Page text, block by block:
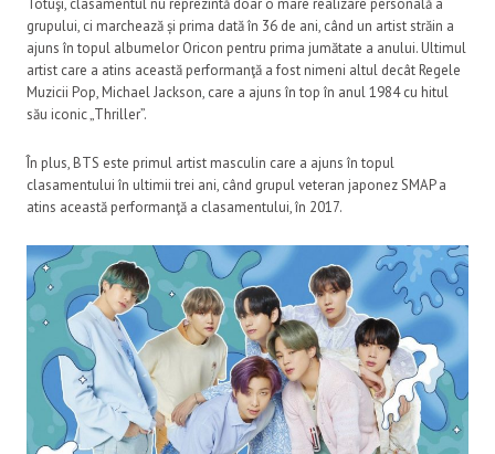
Totuşi, clasamentul nu reprezintă doar o mare realizare personală a
grupului, ci marchează și prima dată în 36 de ani, când un artist străin a
ajuns în topul albumelor Oricon pentru prima jumătate a anului. Ultimul
artist care a atins această performanţă a fost nimeni altul decât Regele
Muzicii Pop, Michael Jackson, care a ajuns în top în anul 1984 cu hitul
său iconic „Thriller”.
În plus, BTS este primul artist masculin care a ajuns în topul
clasamentului în ultimii trei ani, când grupul veteran japonez SMAP a
atins această performanţă a clasamentului, în 2017.